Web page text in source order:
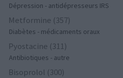
Dépression - antidépresseurs IRS
Metformine (357)
Diabètes - médicaments oraux
Pyostacine (311)
Antibiotiques - autre
Bisoprolol (300)